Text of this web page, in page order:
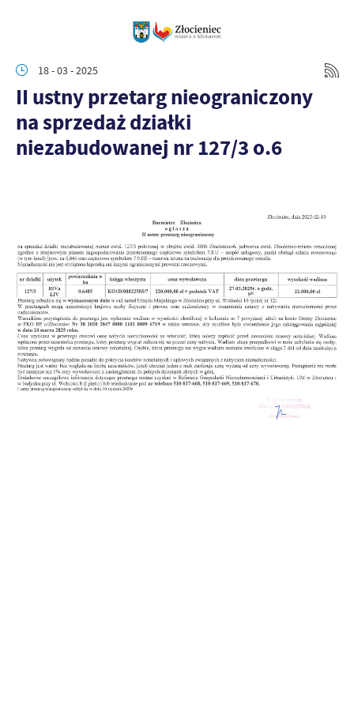
18 - 03 - 2025
II ustny przetarg nieograniczony
na sprzedaż działki
niezabudowanej nr 127/3 o.6